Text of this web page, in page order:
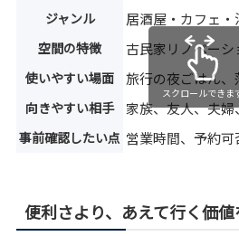
ジャンル 居酒屋・カフェ
空間の特徴 古民家リノベー
使いやすい場面 旅行の夜ごはん
向きやすい相手 家族、友人、夫
事前確認したい点 営業時間、予約
スクロールできま
便利さより、あえて行く価